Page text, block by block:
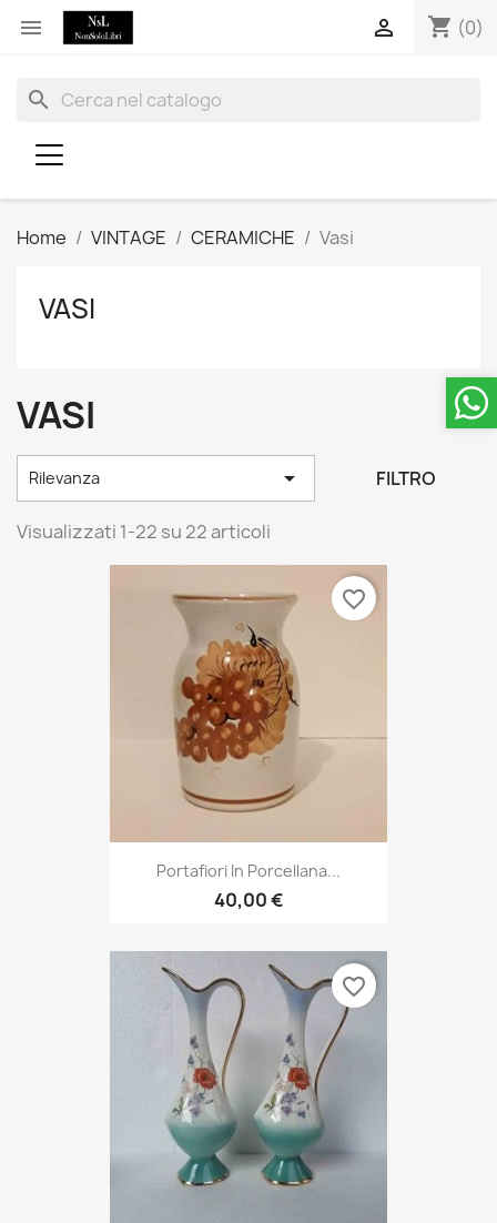
 shopping_cart (0)

search
Home VINTAGE CERAMICHE Vasi
VASI
VASI
Rilevanza  FILTRO
Visualizzati 1-22 su 22 articoli
Portafiori In Porcellana...
40,00 €
favorite_border
favorite_border